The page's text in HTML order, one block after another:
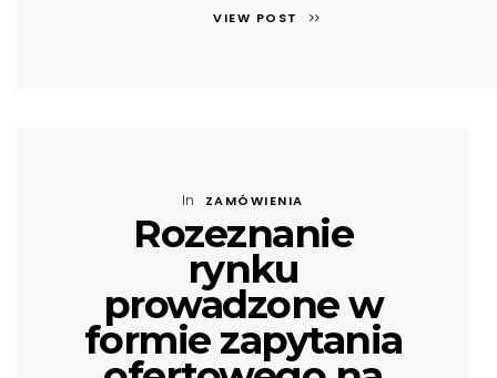
VIEW POST
In ZAMÓWIENIA
Rozeznanie
rynku
prowadzone w
formie zapytania